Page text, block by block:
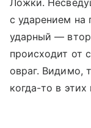
с ударением на
ударный —
происходит от
овраг. Видимо,
когда-то в этих